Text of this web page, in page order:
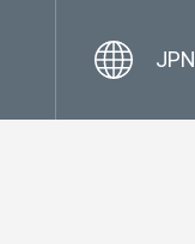
JPN